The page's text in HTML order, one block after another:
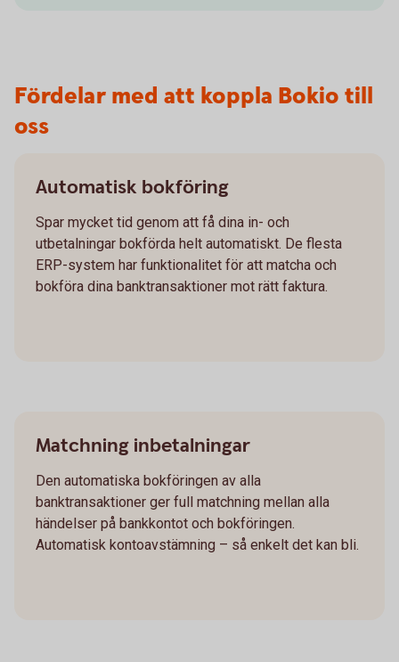
Fördelar med att koppla Bokio till
oss
Automatisk bokföring
Spar mycket tid genom att få dina in- och
utbetalningar bokförda helt automatiskt. De flesta
ERP-system har funktionalitet för att matcha och
bokföra dina banktransaktioner mot rätt faktura.
Matchning inbetalningar
Den automatiska bokföringen av alla
banktransaktioner ger full matchning mellan alla
händelser på bankkontot och bokföringen.
Automatisk kontoavstämning – så enkelt det kan bli.